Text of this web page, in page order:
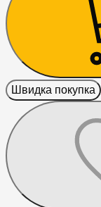
Швидка покупка